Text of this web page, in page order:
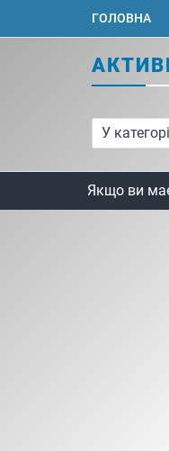
ГОЛОВНА
У
Якщо ви